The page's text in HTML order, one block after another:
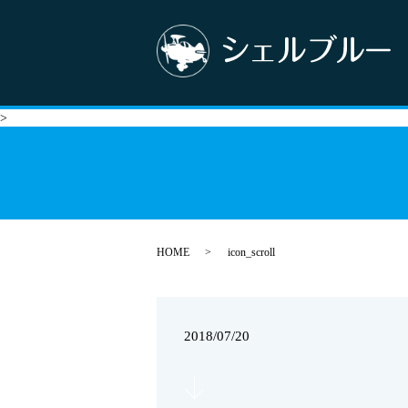
>
HOME icon_scroll
2018/07/20